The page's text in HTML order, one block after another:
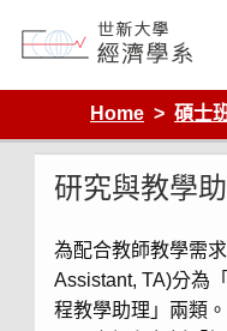
content
Department of
Home
碩士
研究與教學
為配合教師教學需
Assistant, TA)分為
程教學助理」兩類